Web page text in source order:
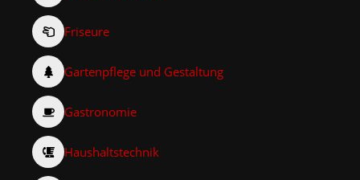
Friseure
Gartenpflege und Gestaltung
Gastronomie
Haushaltstechnik